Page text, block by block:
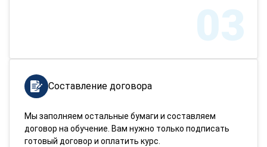
03
Составление договора
Мы заполняем остальные бумаги и составляем
договор на обучение. Вам нужно только подписать
готовый договор и оплатить курс.